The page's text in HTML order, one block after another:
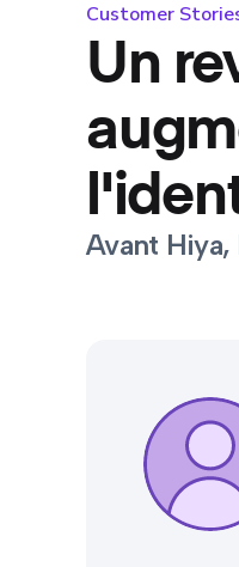
Customer
Un
Avant Hiya,